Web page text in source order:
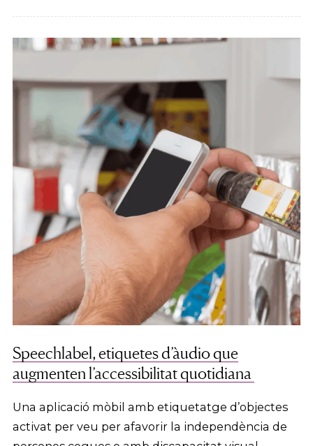
Speechlabel, etiquetes d’àudio que
augmenten l’accessibilitat quotidiana
Una aplicació mòbil amb etiquetatge d’objectes
activat per veu per afavorir la independència de